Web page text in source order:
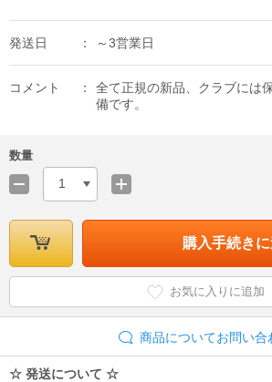
発送日 ～3営業日
コメント
全て正規の新品、クラブには
備です。
数量
1
購入手続き
お気に入りに追加
商品についてお問い合
☆ 発送について ☆